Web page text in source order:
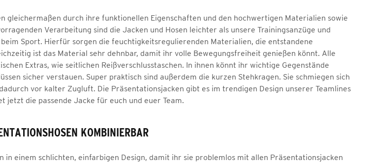
gleichermaßen durch ihre funktionellen Eigenschaften und den hochwertigen Materialien sowie
Verarbeitung sind die Jacken und Hosen leichter als unsere Trainingsanzüge und
Sport. Hierfür sorgen die feuchtigkeitsregulierenden Materialien, die entstandene
ist das Material sehr dehnbar, damit ihr volle Bewegungsfreiheit genießen könnt. Alle
Extras, wie seitlichen Reißverschlusstaschen. In ihnen könnt ihr wichtige Gegenstände
sicher verstauen. Super praktisch sind außerdem die kurzen Stehkragen. Sie schmiegen sich
vor kalter Zugluft. Die Präsentationsjacken gibt es im trendigen Design unserer Teamlines
jetzt die passende Jacke für euch und euer Team.
KOMBINIERBAR
in einem schlichten, einfarbigen Design, damit ihr sie problemlos mit allen Präsentationsjacken